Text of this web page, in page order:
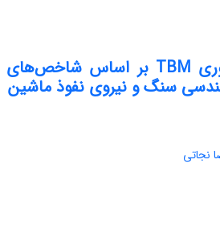
تخمین ضریب بهره‌وری TBM بر اساس شاخص‌های
سنگ و نیروی نفوذ ماشین
نجاتی